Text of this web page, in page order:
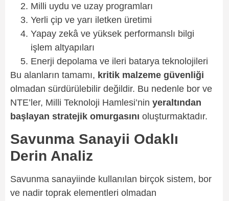
Milli uydu ve uzay programları
Yerli çip ve yarı iletken üretimi
Yapay zekâ ve yüksek performanslı bilgi
işlem altyapıları
Enerji depolama ve ileri batarya teknolojileri
Bu alanların tamamı, kritik malzeme güvenliği
olmadan sürdürülebilir değildir. Bu nedenle bor ve
NTE’ler, Milli Teknoloji Hamlesi’nin yeraltından
başlayan stratejik omurgasını oluşturmaktadır.
Savunma Sanayii Odaklı
Derin Analiz
Savunma sanayiinde kullanılan birçok sistem, bor
ve nadir toprak elementleri olmadan